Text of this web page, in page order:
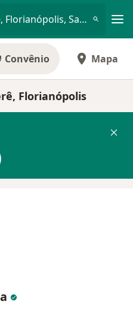
Nutricionista • Jurerê, Florianópolis, Santa Catarina SC
Convênio Mapa
Florianópolis